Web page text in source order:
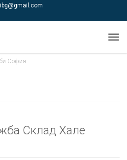
София
Склад Хале